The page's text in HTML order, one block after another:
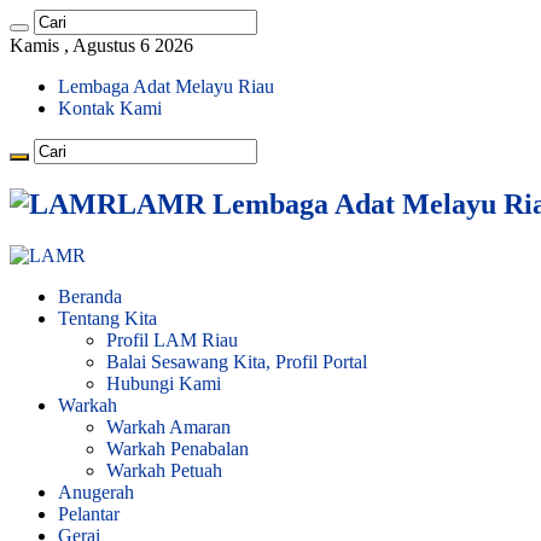
Kamis , Agustus 6 2026
Lembaga Adat Melayu Riau
Kontak Kami
LAMR Lembaga Adat Melayu
Beranda
Tentang Kita
Profil LAM Riau
Balai Sesawang Kita, Profil Portal
Hubungi Kami
Warkah
Warkah Amaran
Warkah Penabalan
Warkah Petuah
Anugerah
Pelantar
Gerai